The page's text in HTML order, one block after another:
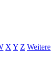
X Y Z Weitere